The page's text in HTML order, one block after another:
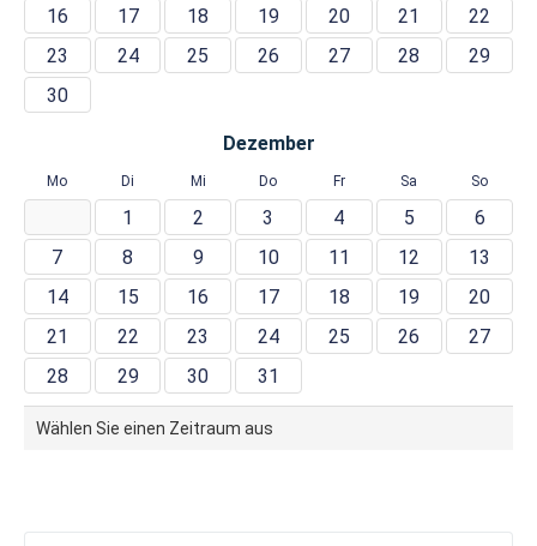
16
17 18 19 20 21
22
23
24 25 26 27 28
29
30
Dezember
Mo Di Mi Do Fr Sa So
1 2 3 4 5
6
7
8 9 10 11 12
13
14
15 16 17 18 19
20
21
22 23 24 25 26
27
28
29 30 31
Wählen Sie einen Zeitraum aus